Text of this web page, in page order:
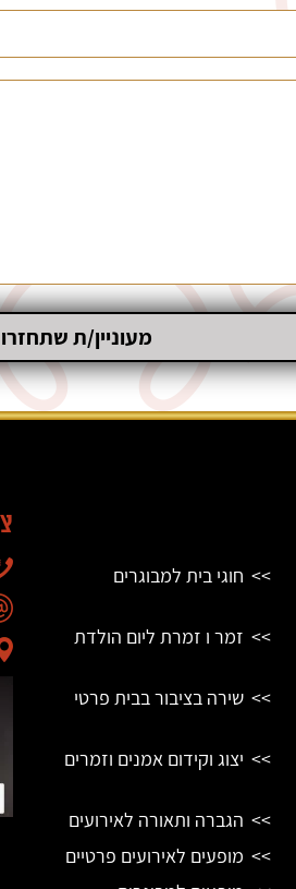
חוגי בית למבוגרים
זמר ו זמרת ליום הולדת
שירה בציבור בבית פרטי
יצוג וקידום אמנים וזמרים
הגברה ותאורה לאירועים
מופעים לאירועים פרטיים